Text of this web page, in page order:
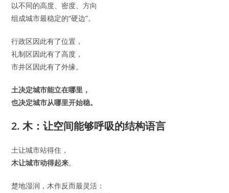
以不同的高度、密度、方向
组成城市最稳定的“硬边”。
行政区因此有了位置，
礼制区因此有了高度，
市井区因此有了外缘。
土决定城市能立在哪里，
也决定城市从哪里开始稳。
2. 木：让空间能够呼吸的结构语言
土让城市站得住，
木让城市动得起来。
楚地湿润，木作反而最灵活：